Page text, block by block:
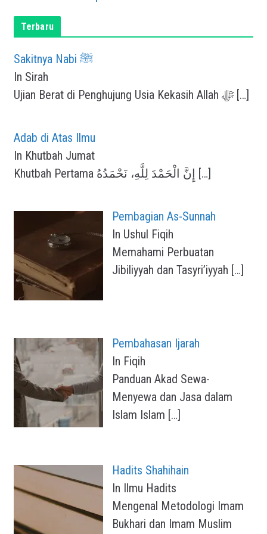
Terbaru
Sakitnya Nabi ﷺ
In Sirah
Ujian Berat di Penghujung Usia Kekasih Allah ﷻ […]
Adab di Atas Ilmu
In Khutbah Jumat
[…]
Pembagian As-Sunnah
In Ushul Fiqih
Memahami Perbuatan
Jibiliyyah dan Tasyri’iyyah […]
Pembahasan Ijarah
In Fiqih
Panduan Akad Sewa-
Menyewa dan Jasa dalam
Islam Islam […]
Hadits Shahihain
In Ilmu Hadits
Mengenal Metodologi Imam
Bukhari dan Imam Muslim